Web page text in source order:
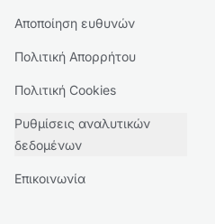
Αποποίηση ευθυνών
Πολιτική Απορρήτου
Πολιτική Cookies
Ρυθμίσεις αναλυτικών
δεδομένων
Επικοινωνία